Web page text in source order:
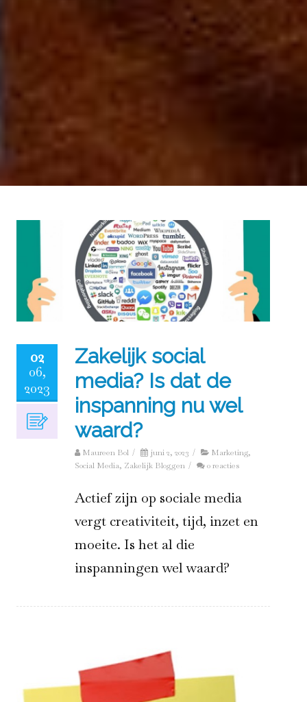
02
06,
2023
Zakelijk social
media? Is dat de
inspanning nu wel
waard?
Maureen Bol / juni 2, 2023 / Marketing,
Social Media, Zakelijk Bloggen / 0 reacties
Actief zijn op sociale media
vergt creativiteit, tijd, inzet en
moeite. Is het al die
inspanningen wel waard?